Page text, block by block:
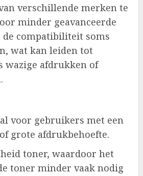
verschillende merken te
minder geavanceerde
compatibiliteit soms
wat kan leiden tot
wazige afdrukken of
voor gebruikers met een
grote afdrukbehoefte.
toner, waardoor het
toner minder vaak nodig